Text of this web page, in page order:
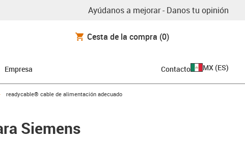
Ayúdanos a mejorar - Danos tu opinión
Cesta de la compra (0)
Empresa Contacto MX (ES)
igus-icon-arrow-right
readycable® cable de alimentación adecuado
Siemens